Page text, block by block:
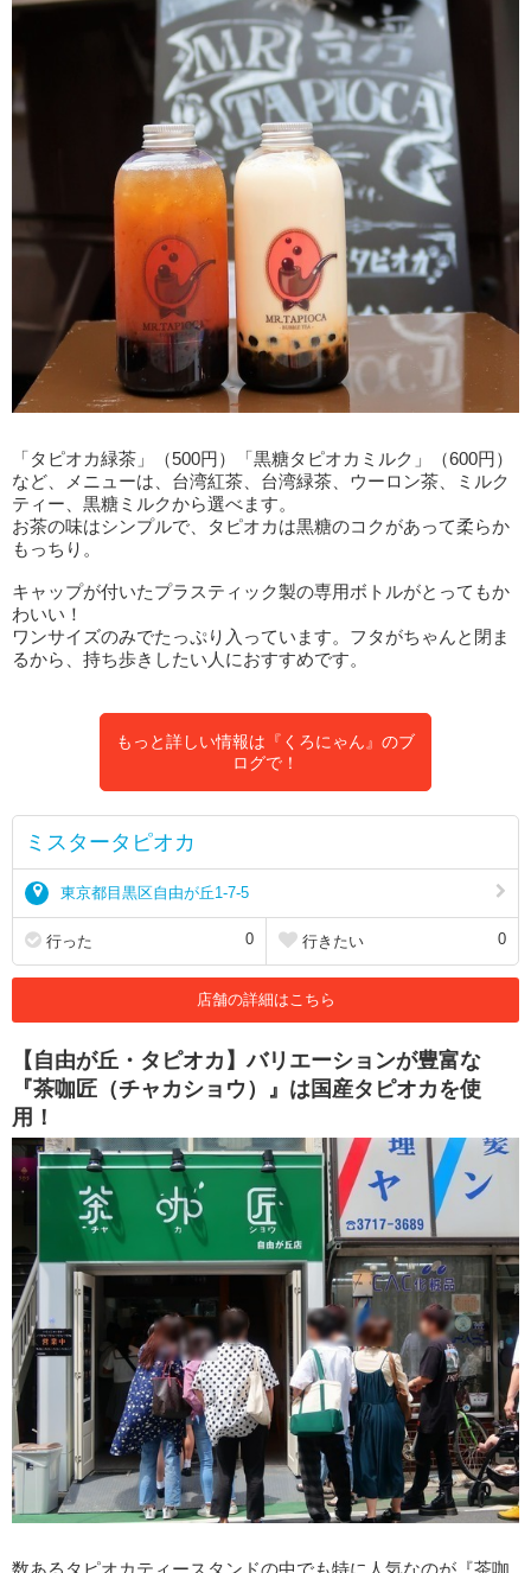
「タピオカ緑茶」（500円）「黒糖タピオカミルク」（600円）
など、メニューは、台湾紅茶、台湾緑茶、ウーロン茶、ミルク
ティー、黒糖ミルクから選べます。
お茶の味はシンプルで、タピオカは黒糖のコクがあって柔らか
もっちり。
キャップが付いたプラスティック製の専用ボトルがとってもか
わいい！
ワンサイズのみでたっぷり入っています。フタがちゃんと閉ま
るから、持ち歩きしたい人におすすめです。
もっと詳しい情報は『くろにゃん』のブ
ログで！
ミスタータピオカ
東京都目黒区自由が丘1-7-5
行った 0 行きたい 0
店舗の詳細はこちら
【自由が丘・タピオカ】バリエーションが豊富な
『茶咖匠（チャカショウ）』は国産タピオカを使
用！
数あるタピオカティースタンドの中でも特に人気なのが『茶咖